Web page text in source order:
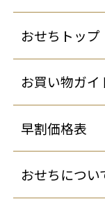
おせちトップ
お買い物ガイ
早割価格表
おせちについ